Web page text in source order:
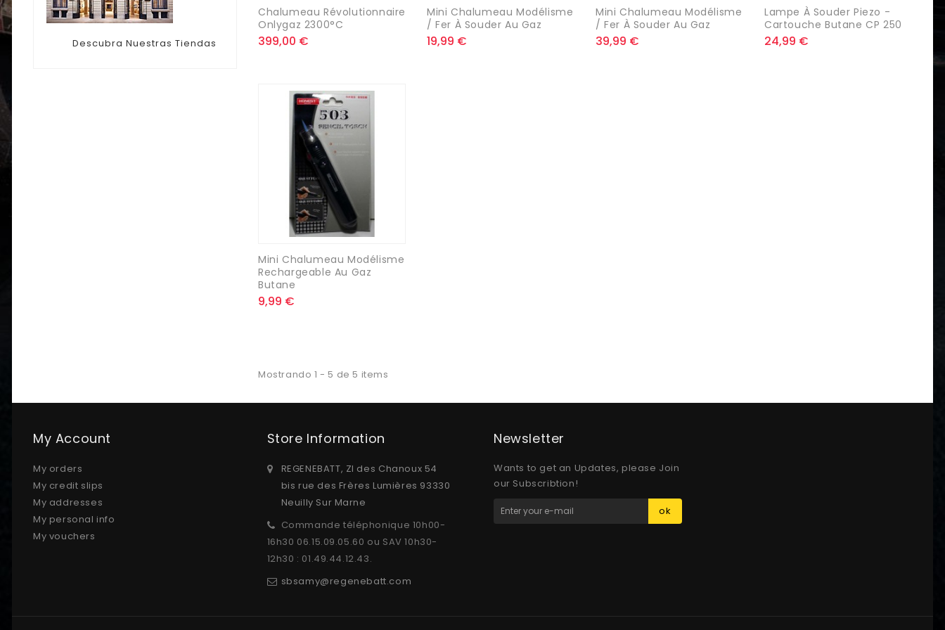
Descubra Nuestras Tiendas
Chalumeau Révolutionnaire
Onlygaz 2300°C
399,00 €
Mini Chalumeau Modélisme
/ Fer À Souder Au Gaz
19,99 €
Mini Chalumeau Modélisme
/ Fer À Souder Au Gaz
39,99 €
Lampe À Souder Piezo -
Cartouche Butane CP 250
24,99 €
Mini Chalumeau Modélisme
Rechargeable Au Gaz
Butane
9,99 €
Mostrando 1 - 5 de 5 items
My Account
My orders
My credit slips
My addresses
My personal info
My vouchers
Store Information
REGENEBATT, ZI des Chanoux 54
bis rue des Frères Lumières 93330
Neuilly Sur Marne
Commande téléphonique 10h00-
16h30 06.15.09.05.60 ou SAV 10h30-
12h30 : 01.49.44.12.43.
sbsamy@regenebatt.com
Newsletter
Wants to get an Updates, please Join
our Subscribtion!
ok